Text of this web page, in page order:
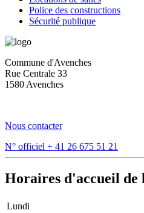
Police des constructions
Sécurité publique
Commune d'Avenches
Rue Centrale 33
1580 Avenches
Nous contacter
N° officiel + 41 26 675 51 21
Horaires d'accueil de
Lundi